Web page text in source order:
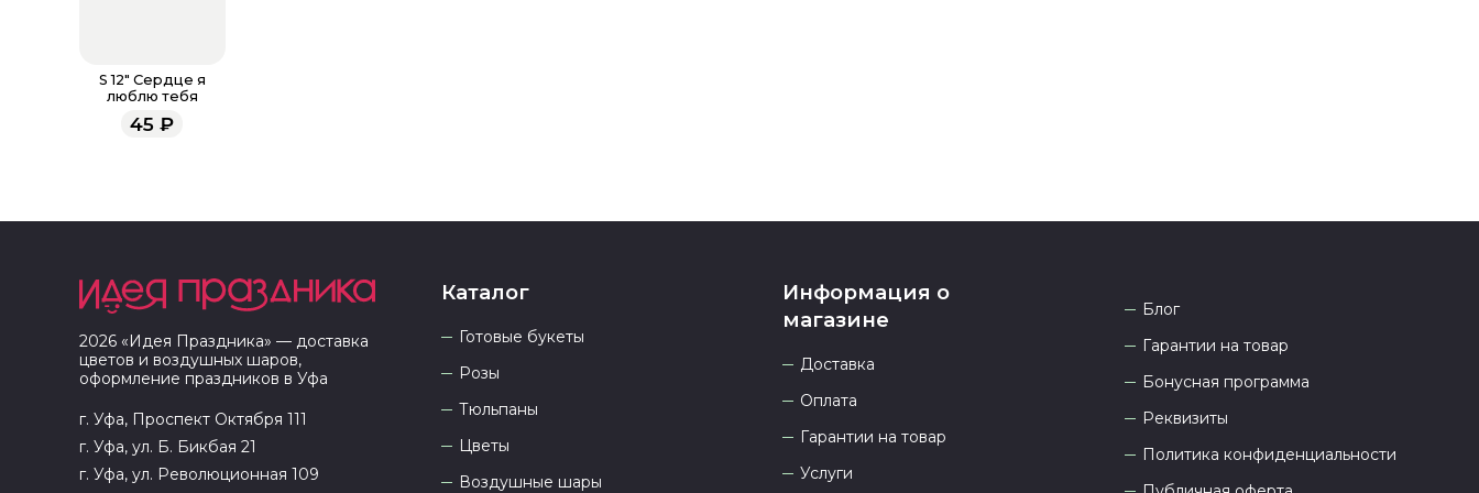
S 12" Сердце я
люблю тебя
45 ₽
2026 «Идея Праздника» — доставка
цветов и воздушных шаров,
оформление праздников в Уфа
г. Уфа, Проспект Октября 111
г. Уфа, ул. Б. Бикбая 21
г. Уфа, ул. Революционная 109
Каталог
Готовые букеты
Розы
Тюльпаны
Цветы
Воздушные шары
Информация о
магазине
Доставка
Оплата
Гарантии на товар
Услуги
Блог
Гарантии на товар
Бонусная программа
Реквизиты
Политика конфиденциальности